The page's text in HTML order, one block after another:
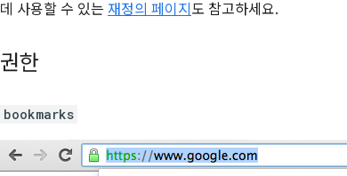
데 사용할 수 있는 재정의 페이지 도 참고하세요.
권한
bookmarks